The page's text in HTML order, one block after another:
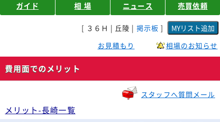
ガイド 相 場 ニュース 売買依頼
[ ３６Ｈ | 丘陵 | 掲示板 ]
お見積もり
相場のお知らせ
費用面でのメリット
スタッフへ質問メール
メリット-長崎一覧